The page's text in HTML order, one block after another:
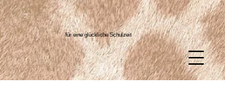
für eine glückliche Schulzeit